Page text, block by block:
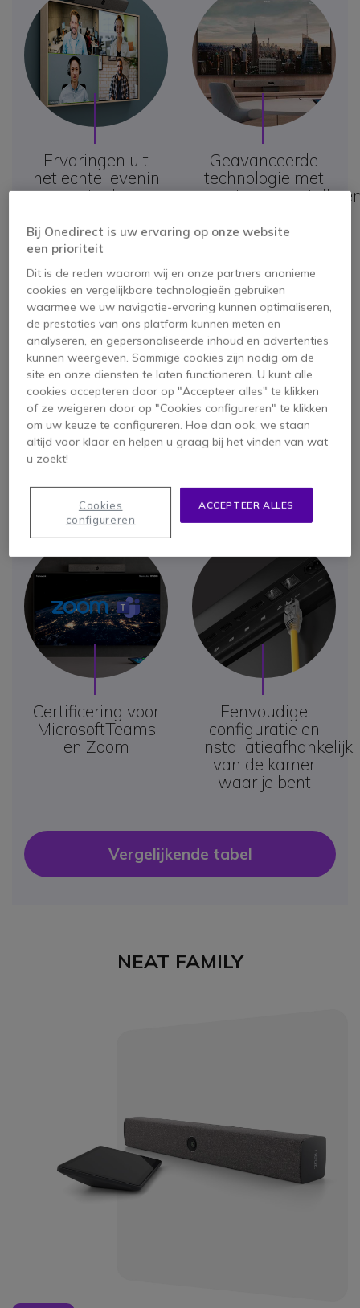
Ervaringen uit
het echte levenin
virtuele
Geavanceerde
technologie met
kunstmatige
Neat symmetrie:
uniekezelf-
vormende
Elegante en
ergonomische
integreren
Certificering voor
MicrosoftTeams
en Zoom
Eenvoudige
configuratie en
installatieafhankelijk
van de kamer
waar je bent
Vergelijkende tabel
NEAT FAMILY
Bij Onedirect is uw ervaring op onze website
een prioriteit
Dit is de reden waarom wij en onze partners anonieme
cookies en vergelijkbare technologieën gebruiken
waarmee we uw navigatie-ervaring kunnen optimaliseren,
de prestaties van ons platform kunnen meten en
analyseren, en gepersonaliseerde inhoud en advertenties
kunnen weergeven. Sommige cookies zijn nodig om de
site en onze diensten te laten functioneren. U kunt alle
cookies accepteren door op "Accepteer alles" te klikken
of ze weigeren door op "Cookies configureren" te klikken
om uw keuze te configureren. Hoe dan ook, we staan
altijd voor klaar en helpen u graag bij het vinden van wat
u zoekt!
ACCEPTEER ALLES
Cookies
configureren